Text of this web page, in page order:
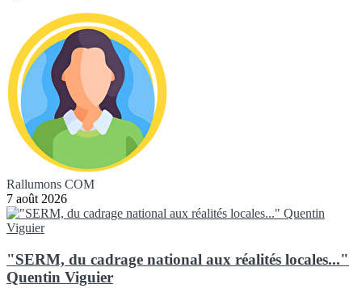
Rallumons COM
7 août 2026
"SERM, du cadrage national aux réalités locales..."
Quentin Viguier